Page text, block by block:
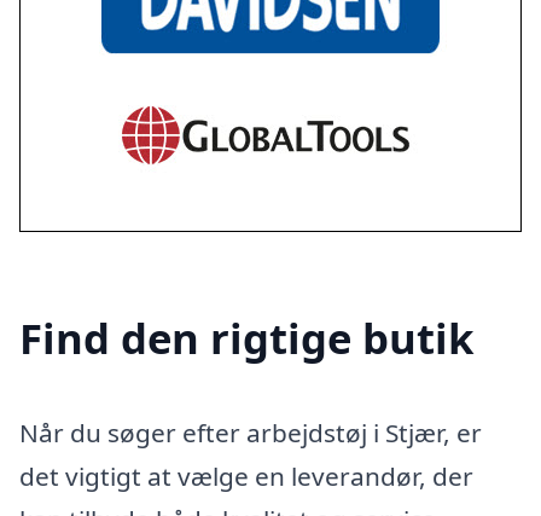
Find den rigtige butik
Når du søger efter arbejdstøj i Stjær, er
det vigtigt at vælge en leverandør, der